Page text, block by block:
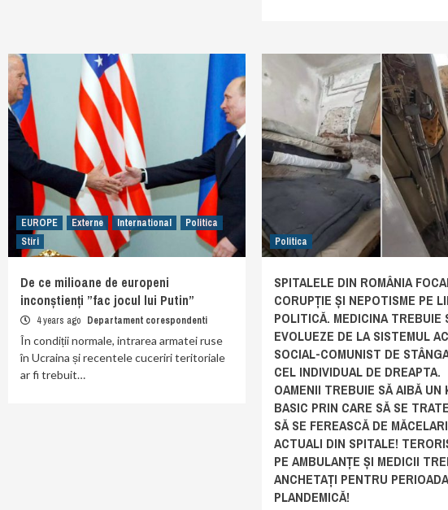
EUROPE Externe International
Politica
Stiri
De ce milioane de europeni
inconștienți ”fac jocul lui Putin”
4 years ago Departament corespondenti
În condiții normale, intrarea armatei ruse
în Ucraina și recentele cuceriri teritoriale
ar fi trebuit…
Politica
SPITALELE DIN ROMÂNIA
CORUPȚIE ȘI NEPOTISME PE
POLITICĂ. MEDICINA TREBUIE
EVOLUEZE DE LA SISTEMUL
SOCIAL-COMUNIST DE
CEL INDIVIDUAL DE DREAPTA.
OAMENII TREBUIE SĂ AIBĂ UN
BASIC PRIN CARE SĂ SE
SĂ SE FEREASCĂ DE
ACTUALI DIN SPITALE!
PE AMBULANȚE ȘI MEDICII
ANCHETAȚI PENTRU
PLANDEMICĂ!